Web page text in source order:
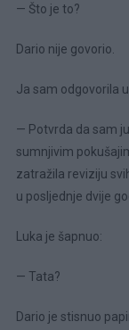
— Što je to?
Dario nije govorio.
Ja sam odgovorila
— Potvrda da sam
sumnjivim
zatražila reviziju
u posljednje dvije
Luka je šapnuo:
— Tata?
Dario je stisnuo